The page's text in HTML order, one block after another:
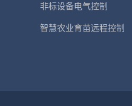
非标设备电气控制
智慧农业育苗远程控制